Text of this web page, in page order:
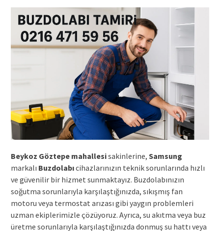
Beykoz Göztepe mahallesisakinlerine, Samsung
markalı Buzdolabıcihazlarınızın teknik sorunlarında hızlı
ve güvenilir bir hizmet sunmaktayız. Buzdolabınızın
soğutma sorunlarıyla karşılaştığınızda, sıkışmış fan
motoru veya termostat arızası gibi yaygın problemleri
uzman ekiplerimizle çözüyoruz. Ayrıca, su akıtma veya buz
üretme sorunlarıyla karşılaştığınızda donmuş su hattı veya